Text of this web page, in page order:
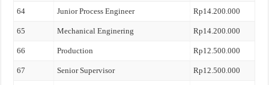
64 Junior Process Engineer Rp14.200.000
65 Mechanical Enginering Rp14.200.000
66 Production Rp12.500.000
67 Senior Supervisor Rp12.500.000